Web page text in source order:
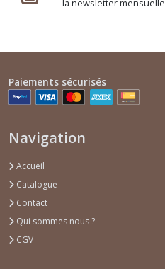
la newsletter mensuelle
Paiements sécurisés
Navigation
Accueil
Catalogue
Contact
Qui sommes nous ?
CGV